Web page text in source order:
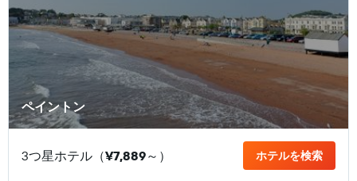
ペイントン
3つ星ホテル（¥7,889​～） ホテルを検索